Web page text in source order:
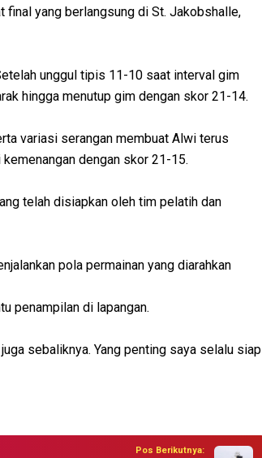
yang berlangsung di St. Jakobshalle,
unggul tipis 11-10 saat interval gim
hingga menutup gim dengan skor 21-14.
variasi serangan membuat Alwi terus
dengan skor 21-15.
telah disiapkan oleh tim pelatih dan
pola permainan yang diarahkan
penampilan di lapangan.
sebaliknya. Yang penting saya selalu siap
Pos Berikutnya: